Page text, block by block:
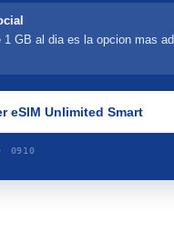
1 GB al dia es la opcion mas
eSIM Unlimited Smart
0910